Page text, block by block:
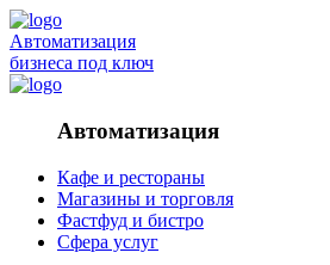
Автоматизация
бизнеса под ключ
Автоматизация
Кафе и рестораны
Магазины и торговля
Фастфуд и бистро
Сфера услуг